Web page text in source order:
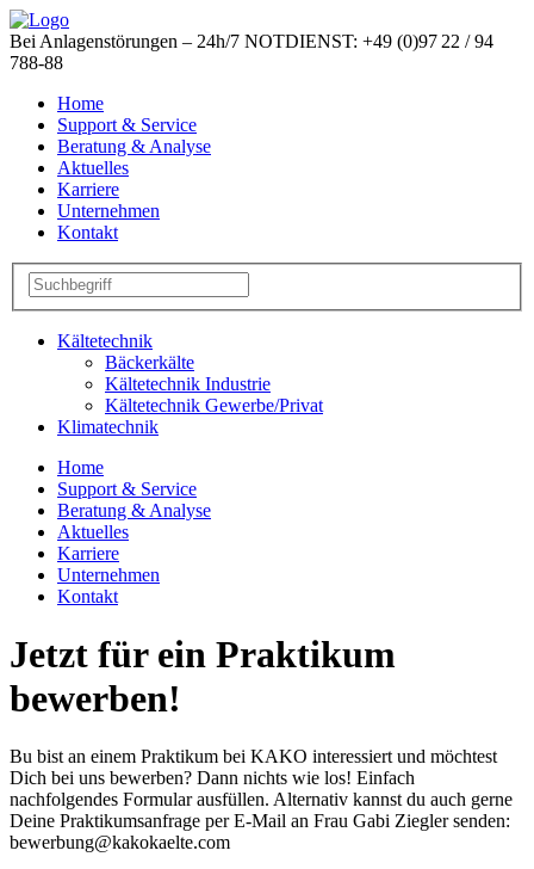
Bei Anlagenstörungen – 24h/7 NOTDIENST: +49 (0)97 22 / 94
788-88
Home
Support & Service
Beratung & Analyse
Aktuelles
Karriere
Unternehmen
Kontakt
Kältetechnik
Bäckerkälte
Kältetechnik Industrie
Kältetechnik Gewerbe/Privat
Klimatechnik
Home
Support & Service
Beratung & Analyse
Aktuelles
Karriere
Unternehmen
Kontakt
Jetzt für ein Praktikum
bewerben!
Bu bist an einem Praktikum bei KAKO interessiert und möchtest
Dich bei uns bewerben? Dann nichts wie los! Einfach
nachfolgendes Formular ausfüllen. Alternativ kannst du auch gerne
Deine Praktikumsanfrage per E-Mail an Frau Gabi Ziegler senden:
bewerbung@kakokaelte.com